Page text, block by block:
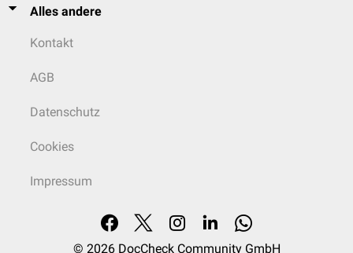
Alles andere
Kontakt
AGB
Datenschutz
Cookies
Impressum
© 2026 DocCheck Community GmbH